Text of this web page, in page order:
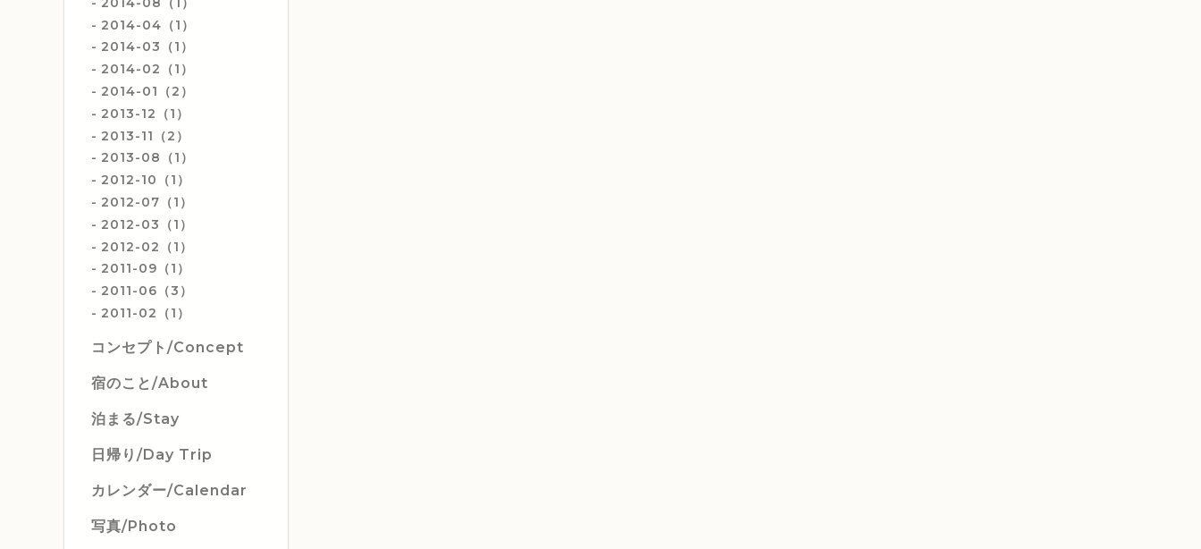
2014-04（1）
2014-03（1）
2014-02（1）
2014-01（2）
2013-12（1）
2013-11（2）
2013-08（1）
2012-10（1）
2012-07（1）
2012-03（1）
2012-02（1）
2011-09（1）
2011-06（3）
2011-02（1）
コンセプト/Concept
宿のこと/About
泊まる/Stay
日帰り/Day Trip
カレンダー/Calendar
写真/Photo